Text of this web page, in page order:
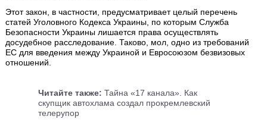
Этот закон, в частности, предусматривает целый перечень
статей Уголовного Кодекса Украины, по которым Служба
Безопасности Украины лишается права осуществлять
досудебное расследование. Таково, мол, одно из требований
ЕС для введения между Украиной и Евросоюзом безвизовых
отношений.
Читайте также: Тайна «17 канала». Как
скупщик автохлама создал прокремлевский
телерупор